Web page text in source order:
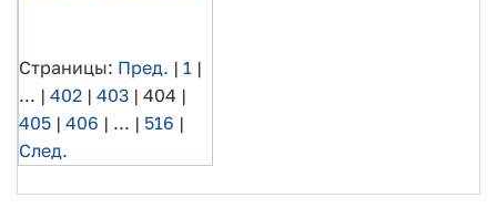
Страницы: Пред. | 1 |
... | 402 | 403 | 404 |
405 | 406 | ... | 516 |
След.